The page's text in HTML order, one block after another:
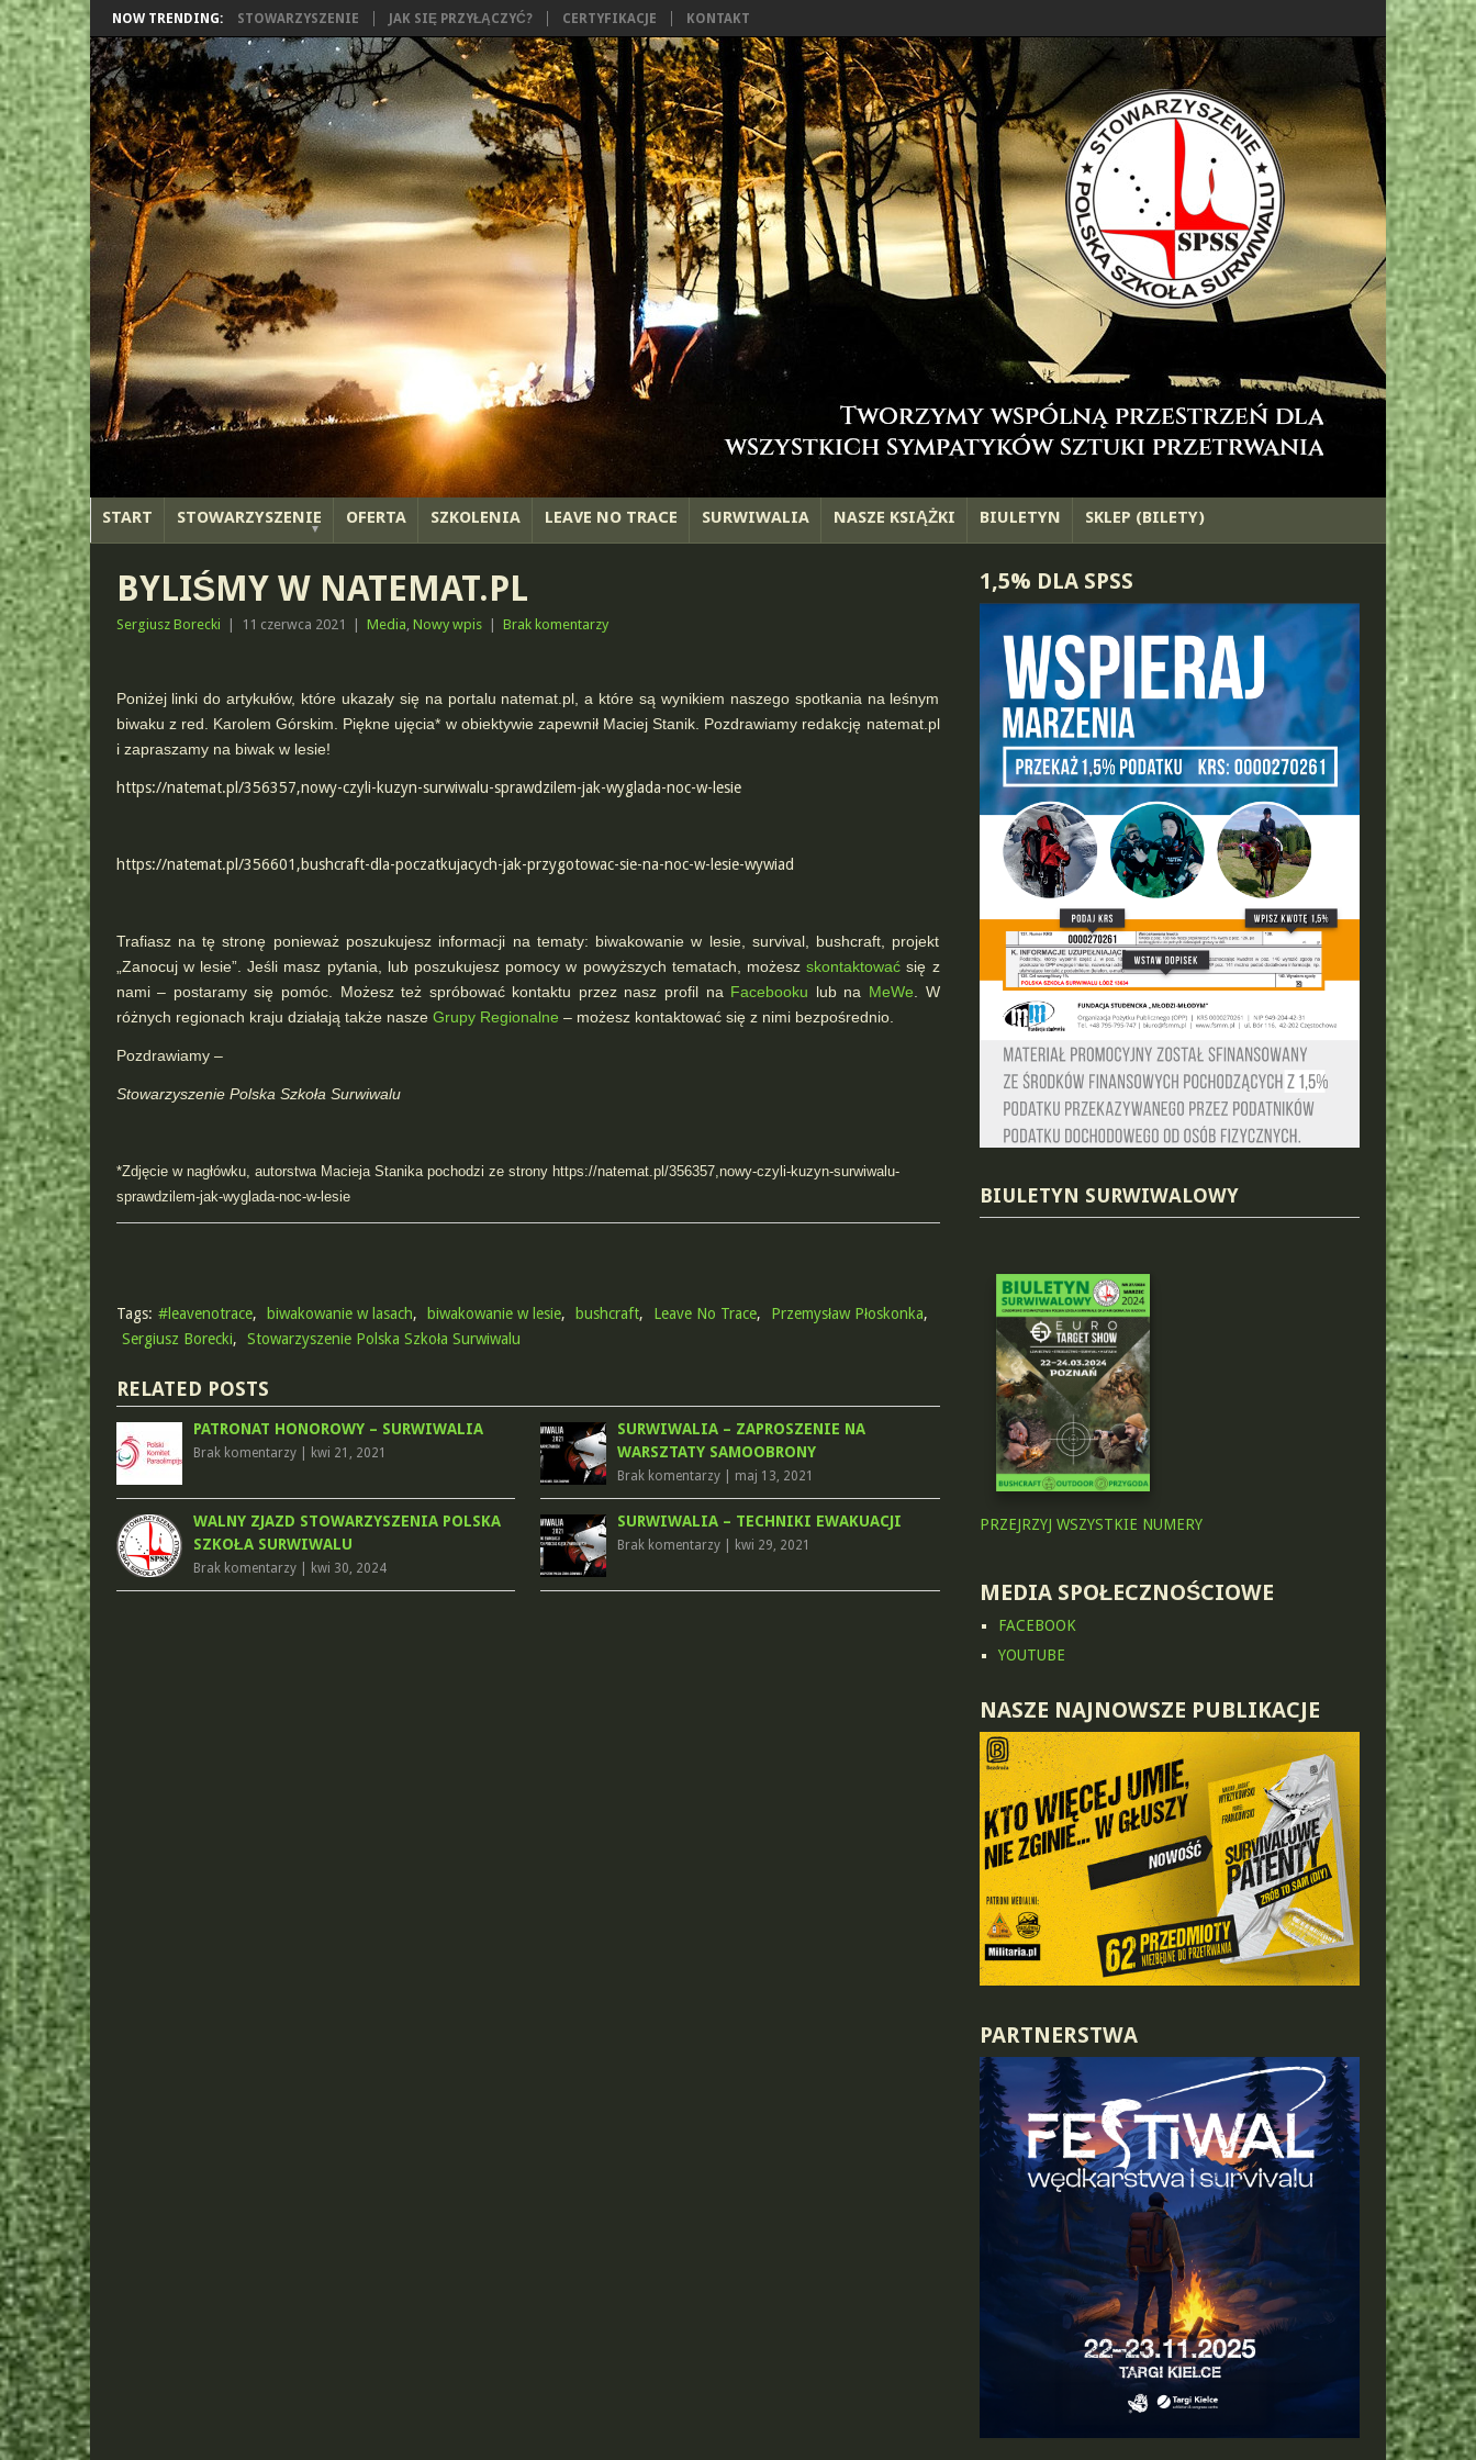
NOW TRENDING: STOWARZYSZENIE JAK SIĘ PRZYŁĄCZYĆ? CERTYFIKACJE KONTAKT
START STOWARZYSZENIE OFERTA SZKOLENIA LEAVE NO TRACE SURWIWALIA NASZE KSIĄŻKI BIULETYN SKLEP (BILETY)
BYLIŚMY W NATEMAT.PL
Sergiusz Borecki 11 czerwca 2021 Media, Nowy wpis Brak komentarzy
Poniżej linki do artykułów, które ukazały się na portalu natemat.pl, a które są wynikiem naszego spotkania na leśnym
biwaku z red. Karolem Górskim. Piękne ujęcia* w obiektywie zapewnił Maciej Stanik. Pozdrawiamy redakcję natemat.pl
i zapraszamy na biwak w lesie!
https://natemat.pl/356357,nowy-czyli-kuzyn-surwiwalu-sprawdzilem-jak-wyglada-noc-w-lesie
https://natemat.pl/356601,bushcraft-dla-poczatkujacych-jak-przygotowac-sie-na-noc-w-lesie-wywiad
Trafiasz na tę stronę ponieważ poszukujesz informacji na tematy: biwakowanie w lesie, survival, bushcraft, projekt
„Zanocuj w lesie”. Jeśli masz pytania, lub poszukujesz pomocy w powyższych tematach, możeszskontaktować się z
nami – postaramy się pomóc. Możesz też spróbować kontaktu przez nasz profil na Facebooku lub na MeWe . W
różnych regionach kraju działają także nasze Grupy Regionalne – możesz kontaktować się z nimi bezpośrednio.
Pozdrawiamy –
Stowarzyszenie Polska Szkoła Surwiwalu
*Zdjęcie w nagłówku, autorstwa Macieja Stanika pochodzi ze strony https://natemat.pl/356357,nowy-czyli-kuzyn-surwiwalu-
sprawdzilem-jak-wyglada-noc-w-lesie
Tags: #leavenotrace, biwakowanie w lasach, biwakowanie w lesie, bushcraft, Leave No Trace, Przemysław Płoskonka,
Sergiusz Borecki, Stowarzyszenie Polska Szkoła Surwiwalu
RELATED POSTS
PATRONAT HONOROWY – SURWIWALIA
Brak komentarzy| kwi 21, 2021
SURWIWALIA – ZAPROSZENIE NA
WARSZTATY SAMOOBRONY
Brak komentarzy| maj 13, 2021
WALNY ZJAZD STOWARZYSZENIA POLSKA
SZKOŁA SURWIWALU
Brak komentarzy| kwi 30, 2024
SURWIWALIA – TECHNIKI EWAKUACJI
Brak komentarzy| kwi 29, 2021
1,5% DLA SPSS
BIULETYN SURWIWALOWY
PRZEJRZYJ WSZYSTKIE NUMERY
MEDIA SPOŁECZNOŚCIOWE
FACEBOOK
YOUTUBE
NASZE NAJNOWSZE PUBLIKACJE
PARTNERSTWA